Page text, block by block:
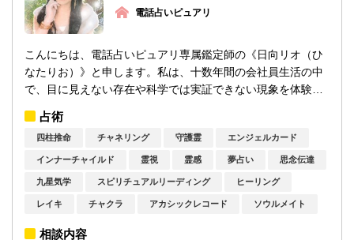
電話占いピュアリ
こんにちは、電話占いピュアリ専属鑑定師の《日向リオ（ひ
なたりお）》と申します。私は、十数年間の会社員生活の中
で、目に見えない存在や科学では実証できない現象を体験し
占術
四柱推命 チャネリング 守護霊 エンジェルカード
インナーチャイルド 霊視 霊感 夢占い 思念伝達
九星気学 スピリチュアルリーディング ヒーリング
レイキ チャクラ アカシックレコード ソウルメイト
相談内容